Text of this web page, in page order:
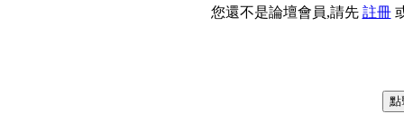
您還不是論壇會員,請先 註冊